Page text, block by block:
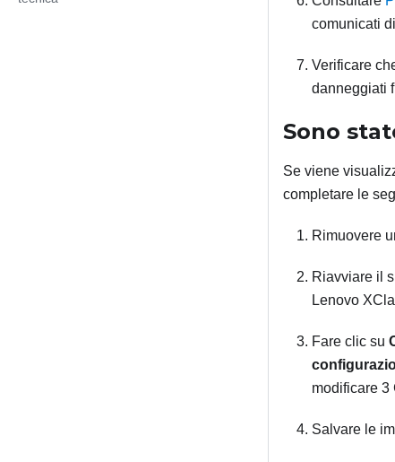
comunicati
Verificare
danneggiati
Sono
Se viene
completare le
Rimuovere
Riavviare il
Lenovo
Fare clic su
modificare 3
Salvare le